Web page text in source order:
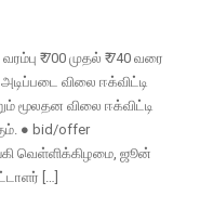
₹ 700 முதல் ₹ 740 வரை
விலை ஈக்விட்டி
மூலதன விலை ஈக்விட்டி
● bid/offer
வெள்ளிக்கிழமை, ஜூன்
[…]